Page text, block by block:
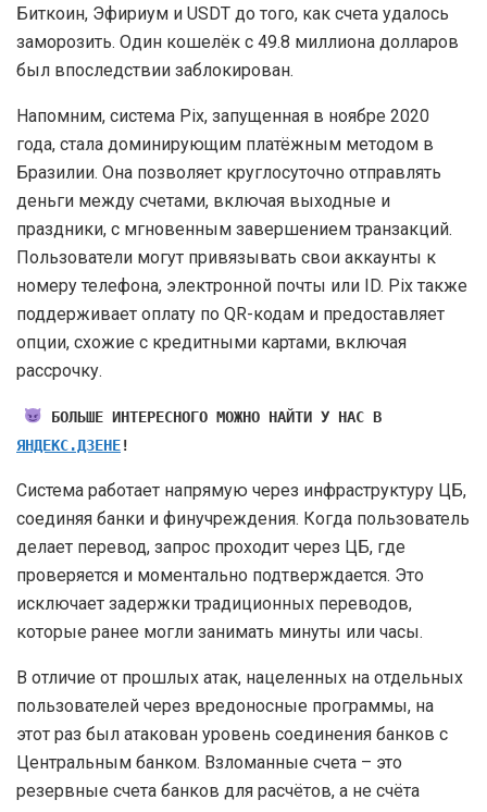
Биткоин, Эфириум и USDT до того, как счета удалось
заморозить. Один кошелёк с 49.8 миллиона долларов
был впоследствии заблокирован.
Напомним, система Pix, запущенная в ноябре 2020
года, стала доминирующим платёжным методом в
Бразилии. Она позволяет круглосуточно отправлять
деньги между счетами, включая выходные и
праздники, с мгновенным завершением транзакций.
Пользователи могут привязывать свои аккаунты к
номеру телефона, электронной почты или ID. Pix также
поддерживает оплату по QR-кодам и предоставляет
опции, схожие с кредитными картами, включая
рассрочку.
БОЛЬШЕ ИНТЕРЕСНОГО МОЖНО НАЙТИ У НАС В
ЯНДЕКС.ДЗЕНЕ!
Система работает напрямую через инфраструктуру ЦБ,
соединяя банки и финучреждения. Когда пользователь
делает перевод, запрос проходит через ЦБ, где
проверяется и моментально подтверждается. Это
исключает задержки традиционных переводов,
которые ранее могли занимать минуты или часы.
В отличие от прошлых атак, нацеленных на отдельных
пользователей через вредоносные программы, на
этот раз был атакован уровень соединения банков с
Центральным банком. Взломанные счета – это
резервные счета банков для расчётов, а не счёта